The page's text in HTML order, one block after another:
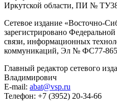
Иркутской области, ПИ №
Сетевое издание «Восточно-
зарегистрировано
связи, информационных
коммуникаций, Эл № ФС77-
Главный редактор сетевого
Владимирович
E-mail: abat@vsp.ru
Телефон: +7 (3952) 20-34-66